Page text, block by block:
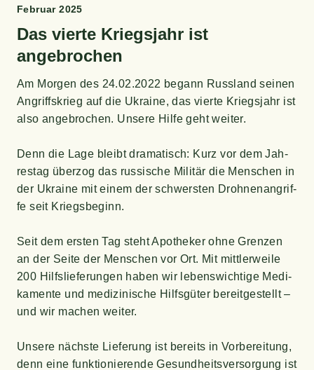
Febru­ar 2025
Das vier­te Kriegs­jahr ist
angebrochen
Am Mor­gen des 24.02.2022 begann Russ­land sei­nen
Angriffs­krieg auf die Ukrai­ne, das vier­te Kriegs­jahr ist
also ange­bro­chen. Unse­re Hil­fe geht wei­ter.
Denn die Lage bleibt dra­ma­tisch: Kurz vor dem Jah­
res­tag über­zog das rus­si­sche Mili­tär die Men­schen in
der Ukrai­ne mit einem der schwers­ten Droh­nen­an­grif­
fe seit Kriegs­be­ginn.
Seit dem ers­ten Tag steht Apo­the­ker ohne Gren­zen
an der Sei­te der Men­schen vor Ort. Mit mitt­ler­wei­le
200 Hilfs­lie­fe­run­gen haben wir lebens­wich­ti­ge Medi­
ka­men­te und medi­zi­ni­sche Hilfs­gü­ter bereit­ge­stellt –
und wir machen wei­ter.
Unse­re nächs­te Lie­fe­rung ist bereits in Vor­be­rei­tung,
denn eine funk­tio­nie­ren­de Gesund­heits­ver­sor­gung ist